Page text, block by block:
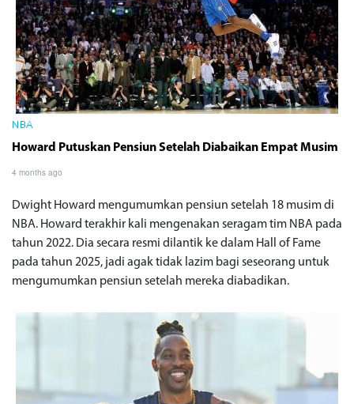
NBA
Howard Putuskan Pensiun Setelah Diabaikan Empat Musim
4 months ago
Dwight Howard mengumumkan pensiun setelah 18 musim di
NBA. Howard terakhir kali mengenakan seragam tim NBA pada
tahun 2022. Dia secara resmi dilantik ke dalam Hall of Fame
pada tahun 2025, jadi agak tidak lazim bagi seseorang untuk
mengumumkan pensiun setelah mereka diabadikan.